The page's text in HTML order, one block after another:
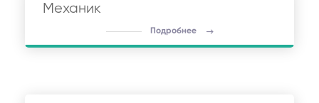
Механик
Подробнее